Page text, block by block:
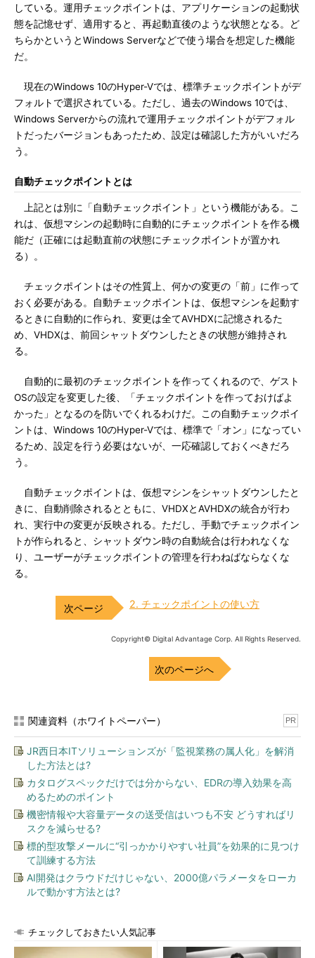
している。運用チェックポイントは、アプリケーションの起動状
態を記憶せず、適用すると、再起動直後のような状態となる。ど
ちらかというとWindows Serverなどで使う場合を想定した機能
だ。
現在のWindows 10のHyper-Vでは、標準チェックポイントがデ
フォルトで選択されている。ただし、過去のWindows 10では、
Windows Serverからの流れで運用チェックポイントがデフォル
トだったバージョンもあったため、設定は確認した方がいいだろ
う。
自動チェックポイントとは
上記とは別に「自動チェックポイント」という機能がある。こ
れは、仮想マシンの起動時に自動的にチェックポイントを作る機
能だ（正確には起動直前の状態にチェックポイントが置かれ
る）。
チェックポイントはその性質上、何かの変更の「前」に作って
おく必要がある。自動チェックポイントは、仮想マシンを起動す
るときに自動的に作られ、変更は全てAVHDXに記憶されるた
め、VHDXは、前回シャットダウンしたときの状態が維持され
る。
自動的に最初のチェックポイントを作ってくれるので、ゲスト
OSの設定を変更した後、「チェックポイントを作っておけばよ
かった」となるのを防いでくれるわけだ。この自動チェックポイ
ントは、Windows 10のHyper-Vでは、標準で「オン」になってい
るため、設定を行う必要はないが、一応確認しておくべきだろ
う。
自動チェックポイントは、仮想マシンをシャットダウンしたと
きに、自動削除されるとともに、VHDXとAVHDXの統合が行わ
れ、実行中の変更が反映される。ただし、手動でチェックポイン
トが作られると、シャットダウン時の自動統合は行われなくな
り、ユーザーがチェックポイントの管理を行わねばならなくな
る。
2. チェックポイントの使い方
Copyright© Digital Advantage Corp. All Rights Reserved.
次のページへ
関連資料（ホワイトペーパー） PR
JR西日本ITソリューションズが「監視業務の属人化」を解消
した方法とは?
カタログスペックだけでは分からない、EDRの導入効果を高
めるためのポイント
機密情報や大容量データの送受信はいつも不安 どうすればリ
スクを減らせる?
標的型攻撃メールに“引っかかりやすい社員”を効果的に見つけ
て訓練する方法
AI開発はクラウドだけじゃない、2000億パラメータをローカ
ルで動かす方法とは?
チェックしておきたい人気記事